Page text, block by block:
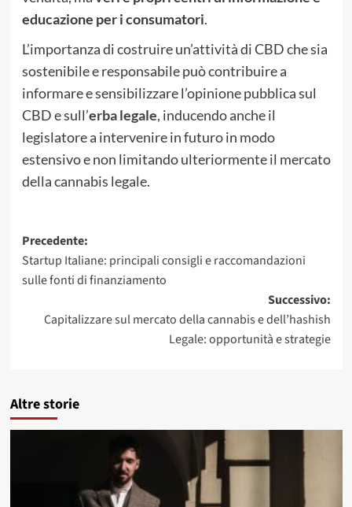
educazione per i consumatori.
L’importanza di costruire un’attività di CBD che sia
sostenibile e responsabile può contribuire a
informare e sensibilizzare l’opinione pubblica sul
CBD e sull’erba legale, inducendo anche il
legislatore a intervenire in futuro in modo
estensivo e non limitando ulteriormente il mercato
della cannabis legale.
Navigazione
articolo
Precedente:
Startup Italiane: principali consigli e raccomandazioni
sulle fonti di finanziamento
Successivo:
Capitalizzare sul mercato della cannabis e dell’hashish
Legale: opportunità e strategie
Altre storie